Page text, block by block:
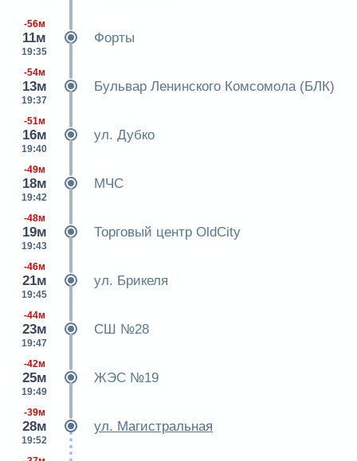
-56м
11м
19:35
Форты
-54м
13м
19:37
Бульвар Ленинского Комсомола (БЛК)
-51м
16м
19:40
ул. Дубко
-49м
18м
19:42
МЧС
-48м
19м
19:43
Торговый центр OldCity
-46м
21м
19:45
ул. Брикеля
-44м
23м
19:47
СШ №28
-42м
25м
19:49
ЖЭС №19
-39м
28м
19:52
ул. Магистральная